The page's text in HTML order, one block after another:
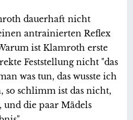
dauerhaft nicht
antrainierten Reflex
ist Klamroth erste
Feststellung nicht "das
was tun, das wusste ich
so schlimm ist das nicht,
und die paar Mädels